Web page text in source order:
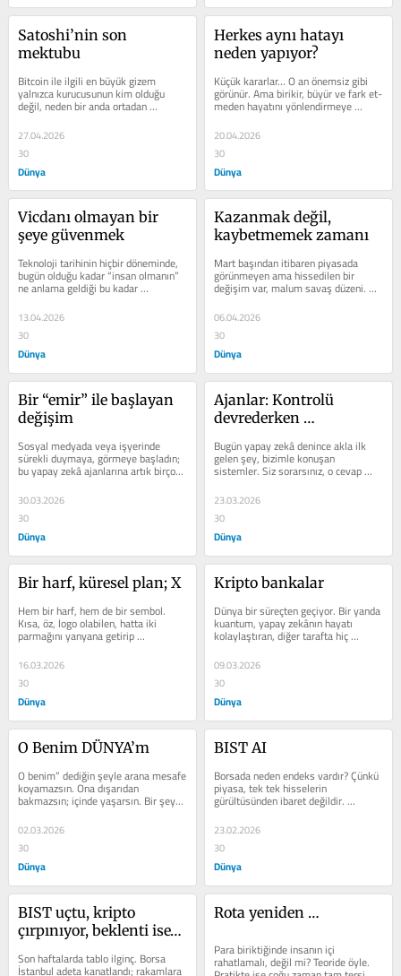
Satoshi’nin son
mektubu
Bitcoin ile ilgili en bü­yük gizem
yalnızca kurucusunun kim oldu­ğu
değil, neden bir anda ortadan
kaybolduğudur. Dünyanın finans
sistemi­ni...
27.04.2026
30
Dünya
Herkes aynı hatayı
neden yapıyor?
Küçük kararlar… O an önemsiz gibi
gö­rünür. Ama birikir, büyür ve fark et­
meden hayatını yönlendirmeye
başlar. Kredi kartı…...
20.04.2026
30
Dünya
Vicdanı olmayan bir
şeye güvenmek
Teknoloji tarihinin hiçbir döneminde,
bugün olduğu kadar “insan olmanın”
ne anlama geldiği bu kadar
sorgulanmamış­tı. Vicdan, insanın...
13.04.2026
30
Dünya
Kazanmak değil,
kaybetmemek zamanı
Mart başından itibaren piyasada
görün­meyen ama hissedilen bir
değişim var, malum savaş düzeni.
Para hala piyasada, fır­satlar da var
ama...
06.04.2026
30
Dünya
Bir “emir” ile başlayan
değişim
Sosyal medyada veya işye­rinde
sürekli duymaya, görmeye başladın;
bu yapay zekâ ajanlarına artık birçok
işi tek bir komutla...
30.03.2026
30
Dünya
Ajanlar: Kontrolü
devrederken
Bugün yapay zekâ denince akla ilk
gelen şey, bizimle konuşan
sistemler. Siz sorarsınız, o cevap
verir. Bir diyalog vardır ama
sorumluluk...
23.03.2026
30
Dünya
Bir harf, küresel plan; X
Hem bir harf, hem de bir sem­bol.
Kısa, öz, logo olabilen, hatta iki
parmağını yanyana geti­rip
gösterebileceğin kolaylıkta ifa­de...
16.03.2026
30
Dünya
Kripto bankalar
Dünya bir süreçten geçiyor. Bir yanda
kuantum, yapay zekânın hayatı
kolaylaştıran, diğer ta­rafta hiç
istenmeyen anlaşmazlıklar ve...
09.03.2026
30
Dünya
O Benim DÜNYA’m
O benim” dediğin şeyle arana me­safe
koyamazsın. Ona dışarıdan
bakmazsın; içinde yaşarsın. Bir şeye
“benim” di­yebilmek için önce...
02.03.2026
30
Dünya
BIST AI
Borsada neden endeks vardır? Çünkü
piyasa, tek tek hisselerin
gürültüsünden ibaret de­ğildir.
Endeks, karmaşayı sadeleştirir;
dağınık...
23.02.2026
30
Dünya
BIST uçtu, kripto
çırpınıyor, beklenti ise…
Son haftalarda tablo ilginç. Borsa
İstanbul adeta kanatlandı; rakamlara
Rota yeniden …
Para biriktiğinde insanın içi
rahatlamalı, değil mi? Teoride öyle.